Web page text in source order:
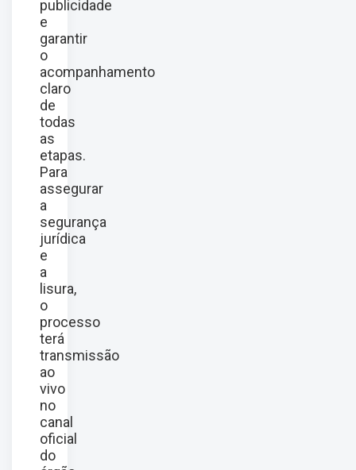
publicidade
e
garantir
o
acompanhamento
claro
de
todas
as
etapas.
Para
assegurar
a
segurança
jurídica
e
a
lisura,
o
processo
terá
transmissão
ao
vivo
no
canal
oficial
do